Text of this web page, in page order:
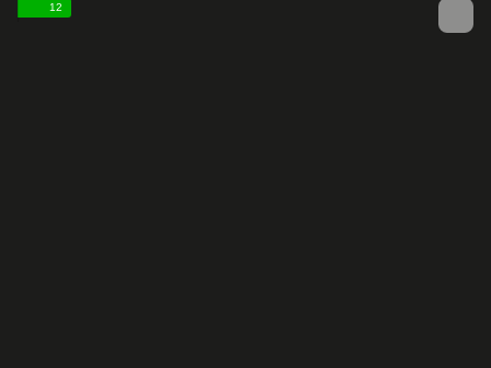
12